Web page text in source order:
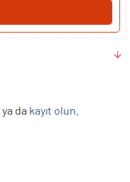
ya da kayıt olun